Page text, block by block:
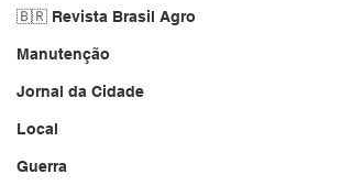
🇧🇷 Revista Brasil Agro
Manutenção
Jornal da Cidade
Local
Guerra